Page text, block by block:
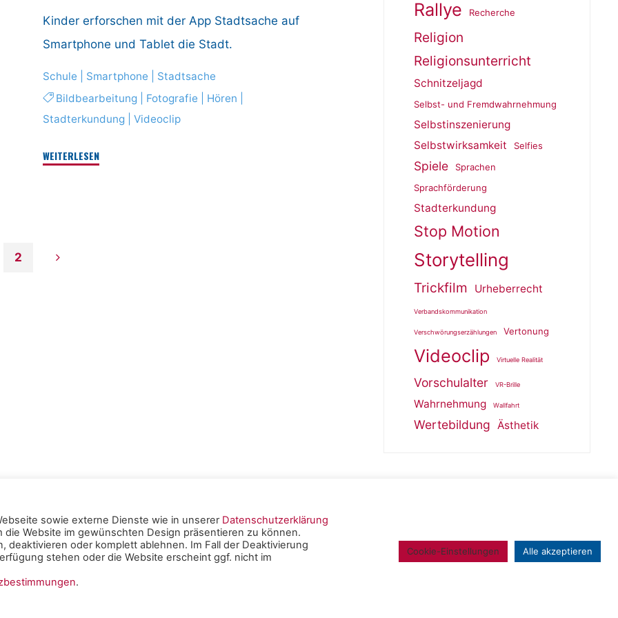
Smartphone-
Nutzungsverhaltens"
Kinder erforschen mit der App Stadtsache auf
Smartphone und Tablet die Stadt.
Schule Smartphone
Stadtsache
Bildbearbeitung
Fotografie Hören
Stadterkundung| Videoclip
WEITERLESEN"Die
2
Rallye Recherche
Religion
Religionsunterricht
Schnitzeljagd
Selbst- und Fremdwahrnehmung
Selbstinszenierung
Selbstwirksamkeit
Selfies
Spiele
Sprachen
Sprachförderung
Stadterkundung
Stop Motion
Storytelling
Trickfilm Urheberrecht
Verbandskommunikation
Verschwörungserzählungen Vertonung
Videoclip Virtuelle Realität
Vorschulalter VR-Brille
Wahrnehmung Wallfahrt
Wertebildung Ästhetik
Powered byRoseta &WordPress.
Mainz -Impressum|
sowie externe Dienste wie in unserer Datenschutzerklärung
Website im gewünschten Design präsentieren zu können.
oder komplett ablehnen. Im Fall der Deaktivierung
stehen oder die Website erscheint ggf. nicht im
.
Cookie-Einstellungen Alle akzeptieren